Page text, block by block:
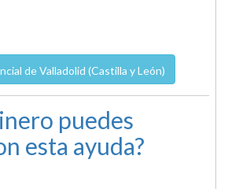
de Valladolid (Castilla y León)
puedes
esta ayuda?